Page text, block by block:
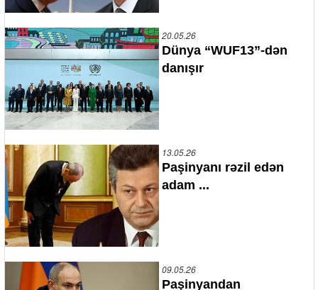
20.05.26
Dünya “WUF13”-dən
danışır
13.05.26
Paşinyanı rəzil edən
adam ...
09.05.26
Paşinyandan